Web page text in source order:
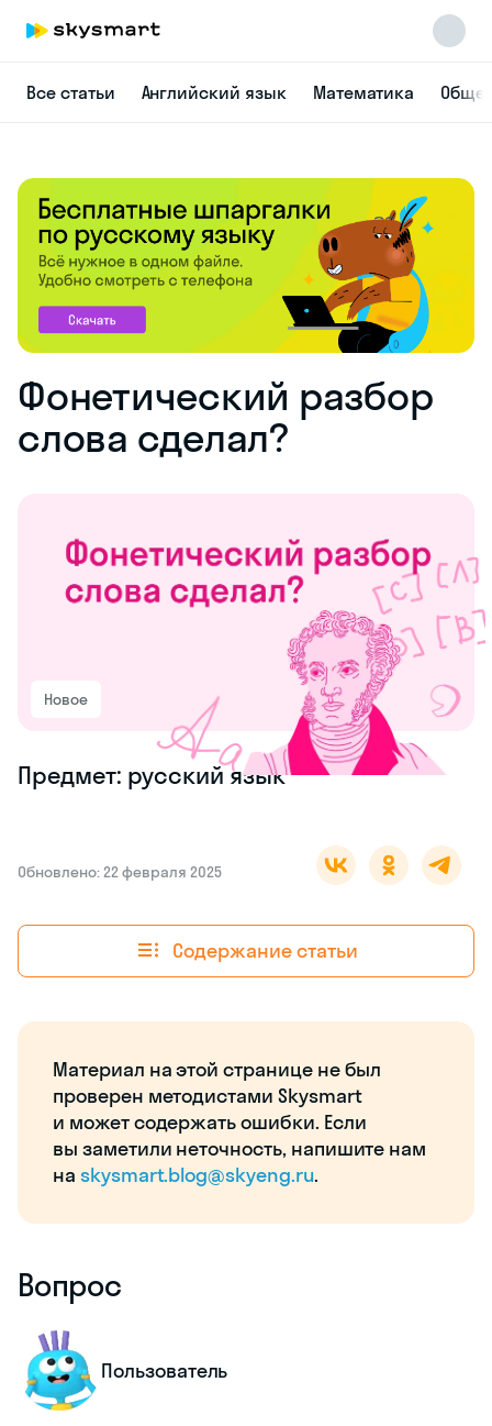
Все статьи Английский язык Математика
Фонетический разбор
слова сделал?
Новое
Предмет: русский язык
Обновлено: 22 февраля 2025
Содержание статьи
Материал на этой странице не был
проверен методистами Skysmart
и может содержать ошибки. Если
вы заметили неточность, напишите нам
на skysmart.blog@skyeng.ru.
Вопрос
Пользователь